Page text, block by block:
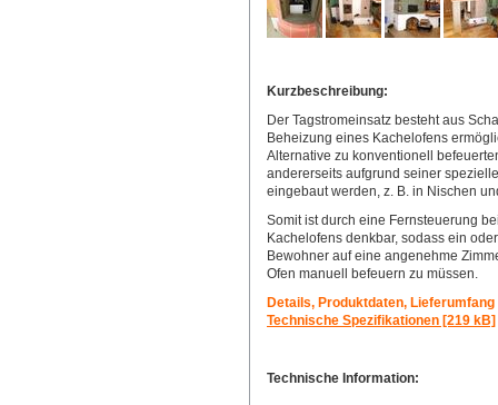
Kurzbeschreibung:
Der Tagstromeinsatz besteht aus
Beheizung eines Kachelofens
Alternative zu konventionell
andererseits aufgrund seiner
eingebaut werden, z. B. in Nischen
Somit ist durch eine Fernsteuerung
Kachelofens denkbar, sodass ein
Bewohner auf eine angenehme
Ofen manuell befeuern zu müssen.
Details, Produktdaten,
Technische Spezifikationen [219 kB]
Technische Information: